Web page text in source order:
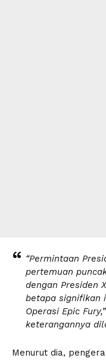
“Permintaan
pertemuan
dengan Presiden
betapa signifikan
Operasi Epic
keterangannya
Menurut dia,